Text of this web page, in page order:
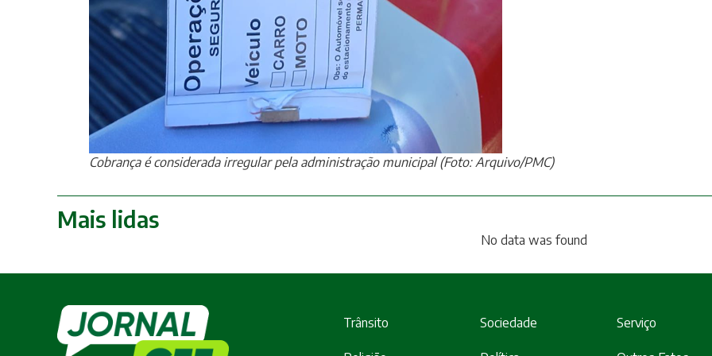
Cobrança é considerada irregular pela administração municipal (Foto: Arquivo/PMC)
Mais lidas
No data was found
Trânsito Sociedade Serviço